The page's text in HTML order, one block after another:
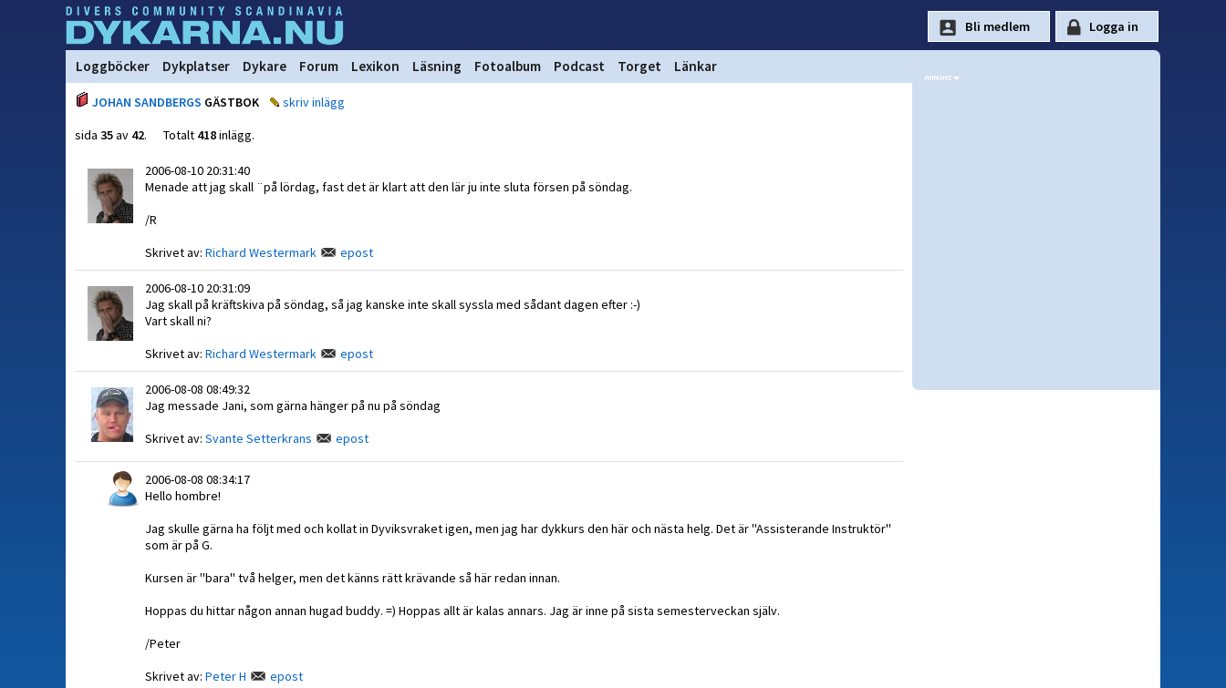
Loggböcker Dykplatser Dykare Forum Lexikon Läsning Fotoalbum Podcast Torget Länkar
JOHAN SANDBERGS GÄSTBOK
skriv inlägg
sida 35av 42. Totalt 418inlägg.
2006-08-10 20:31:40
Menade att jag skall ¨på lördag, fast det är klart att den lär ju inte sluta försen på söndag.
/R
Skrivet av: Richard Westermark epost
2006-08-10 20:31:09
Jag skall på kräftskiva på söndag, så jag kanske inte skall syssla med sådant dagen efter :-)
Vart skall ni?
Skrivet av: Richard Westermark epost
2006-08-08 08:49:32
Jag messade Jani, som gärna hänger på nu på söndag
Skrivet av: Svante Setterkrans epost
2006-08-08 08:34:17
Hello hombre!
Jag skulle gärna ha följt med och kollat in Dyviksvraket igen, men jag har dykkurs den här och nästa helg. Det är ''Assisterande Instruktör''
som är på G.
Kursen är ''bara'' två helger, men det känns rätt krävande så här redan innan.
Hoppas du hittar någon annan hugad buddy. =) Hoppas allt är kalas annars. Jag är inne på sista semesterveckan själv.
/Peter
Skrivet av: Peter H epost